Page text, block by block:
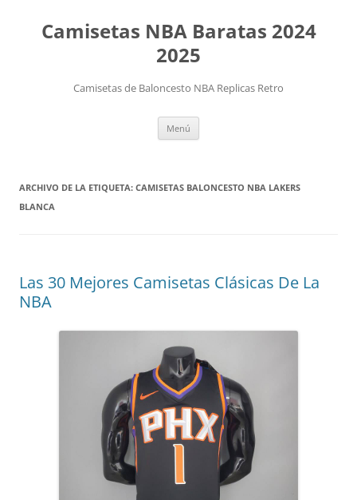
Camisetas NBA Baratas 2024
2025
Camisetas de Baloncesto NBA Replicas Retro
Menú
ARCHIVO DE LA ETIQUETA: CAMISETAS BALONCESTO NBA LAKERS
BLANCA
Las 30 Mejores Camisetas Clásicas De La
NBA